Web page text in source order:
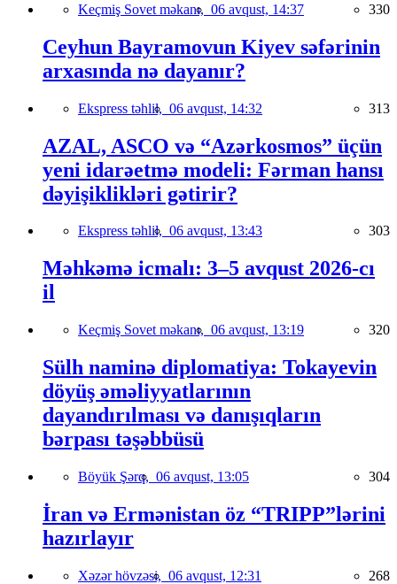
Keçmiş Sovet məkanı, 06 avqust, 14:37 330
Ceyhun Bayramovun Kiyev səfərinin
arxasında nə dayanır?
Ekspress təhlil, 06 avqust, 14:32 313
AZAL, ASCO və “Azərkosmos” üçün
yeni idarəetmə modeli: Fərman hansı
dəyişiklikləri gətirir?
Ekspress təhlil, 06 avqust, 13:43 303
Məhkəmə icmalı: 3–5 avqust 2026-cı
il
Keçmiş Sovet məkanı, 06 avqust, 13:19 320
Sülh naminə diplomatiya: Tokayevin
döyüş əməliyyatlarının
dayandırılması və danışıqların
bərpası təşəbbüsü
Böyük Şərq, 06 avqust, 13:05 304
İran və Ermənistan öz “TRIPP”lərini
hazırlayır
Xəzər hövzəsi, 06 avqust, 12:31 268